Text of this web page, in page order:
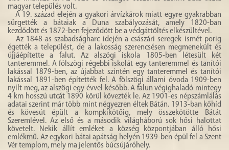
magyar település volt.
A 19. század elején a gyakori árvízkárok miatt egyre gyakrabban
sürgették a bátaiak a Duna szabályozását, amely 1820-ban
kezdődött és 1872-ben fejeződött be a védgáttöltés elkészültével.
Az 1848-as szabadságharc idején a császári seregek ismét porig
égették a települést, de a lakosság szerencsésen megmenekült és
újjáépítette a falut. Az alszögi iskola 1805-ben létesült két
tanteremmel. A fölszögi régebbi iskolát egy tanteremmel és tanítói
lakással 1879-ben, az újabbat szintén egy tanteremmel és tanítói
lakással 1891-ben építették fel. A fölszögi állami óvoda 1909-ben
nyílt meg, az alszögi egy évvel később. A falun végighaladó mintegy
4 km hosszú utcát 1890 körül kövezték le. Az 1901-es népszámlálás
adatai szerint már több mint négyezren éltek Bátán. 1913-ban kőhíd
és kövesút épült a kompkikötőig, mely összekötötte Bátát
Szeremlével. Az első és a második világháború sok hősi halottat
követelt. Nekik állít emléket a község központjában álló hősi
emlékmű. Az egykori bátai apátság helyén 1939-ben épül fel a Szent
Vér templom, mely ma jelentős búcsújáróhely.